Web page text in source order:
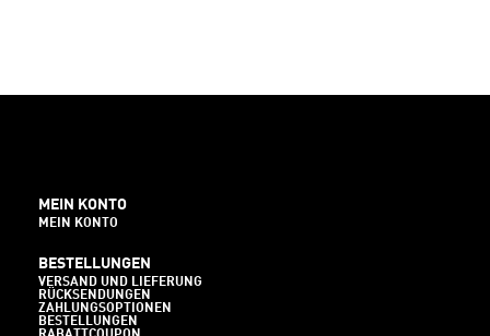
MEIN KONTO
MEIN KONTO
BESTELLUNGEN
VERSAND UND LIEFERUNG
RÜCKSENDUNGEN
ZAHLUNGSOPTIONEN
BESTELLUNGEN